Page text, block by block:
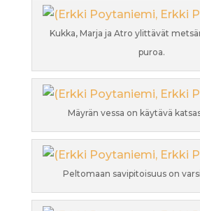
Kukka, Marja ja Atro ylittävät
puroa.
Mäyrän vessa on käytävä
Peltomaan savipitoisuus on